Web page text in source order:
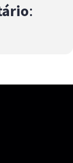
: